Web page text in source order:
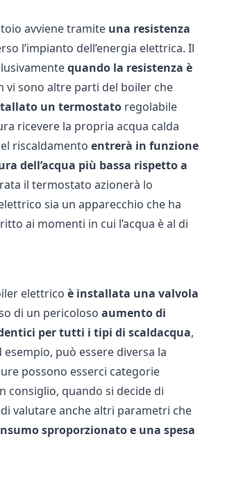
avviene tramite una resistenza
l’impianto dell’energia elettrica. Il
quando la resistenza è
sono altre parti del boiler che
un termostato regolabile
ricevere la propria acqua calda
riscaldamento entrerà in funzione
dell’acqua più bassa rispetto a
il termostato azionerà lo
sia un apparecchio che ha
ai momenti in cui l’acqua è al di
elettrico è installata una valvola
di un pericoloso aumento di
per tutti i tipi di scaldacqua,
può essere diversa la
possono esserci categorie
consiglio, quando si decide di
valutare anche altri parametri che
sproporzionato e una spesa